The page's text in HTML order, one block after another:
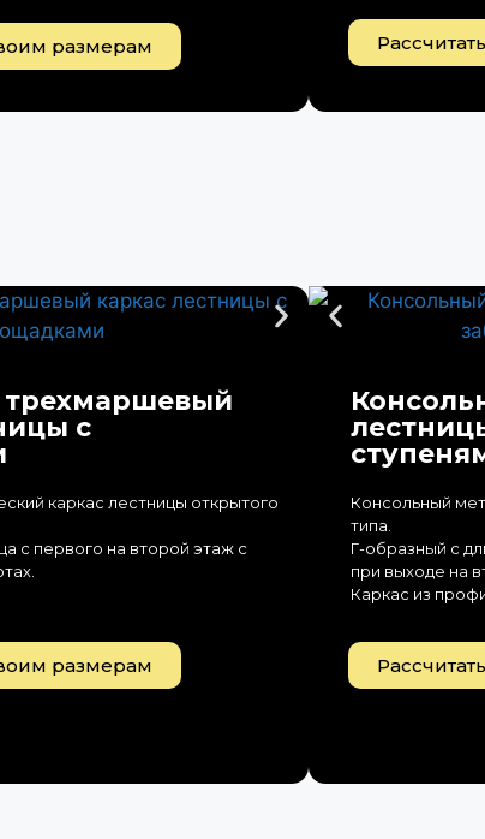
размерам
с
каркас лестницы открытого
с первого на второй этаж с
размерам
Консольный
типа.
Г-образный с
при выходе на
Каркас из